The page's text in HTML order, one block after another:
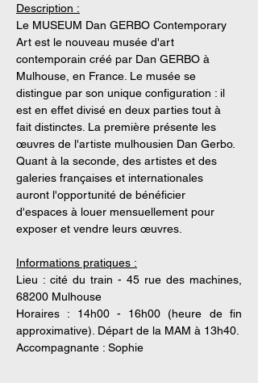
Description :
Le MUSEUM Dan GERBO Contemporary
Art est le nouveau musée d'art
contemporain créé par Dan GERBO à
Mulhouse, en France. Le musée se
distingue par son unique configuration : il
est en effet divisé en deux parties tout à
fait distinctes. La première présente les
œuvres de l'artiste mulhousien Dan Gerbo.
Quant à la seconde, des artistes et des
galeries françaises et internationales
auront l'opportunité de bénéficier
d'espaces à louer mensuellement pour
exposer et vendre leurs œuvres.
Informations pratiques :
Lieu : cité du train - 45 rue des machines,
68200 Mulhouse
Horaires : 14h00 - 16h00 (heure de fin
approximative). Départ de la MAM à 13h40.
Accompagnante : Sophie